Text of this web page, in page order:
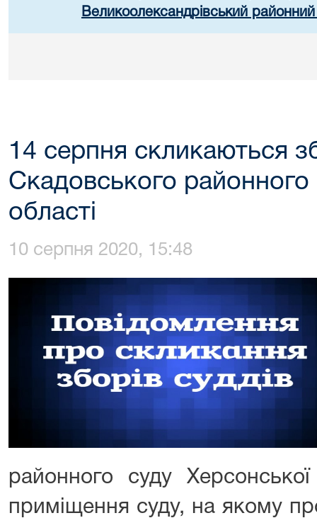
Великоолександрівський
14 серпня скликаються
Скадовського районного
області
10 серпня 2020, 15:48
районного суду
приміщення суду, на якому